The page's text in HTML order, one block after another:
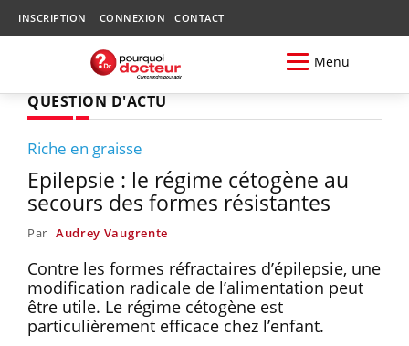
INSCRIPTION CONNEXION CONTACT
Menu
QUESTION D'ACTU
Riche en graisse
Epilepsie : le régime cétogène au
secours des formes résistantes
Par Audrey Vaugrente
Contre les formes réfractaires d’épilepsie, une
modification radicale de l’alimentation peut
être utile. Le régime cétogène est
particulièrement efficace chez l’enfant.